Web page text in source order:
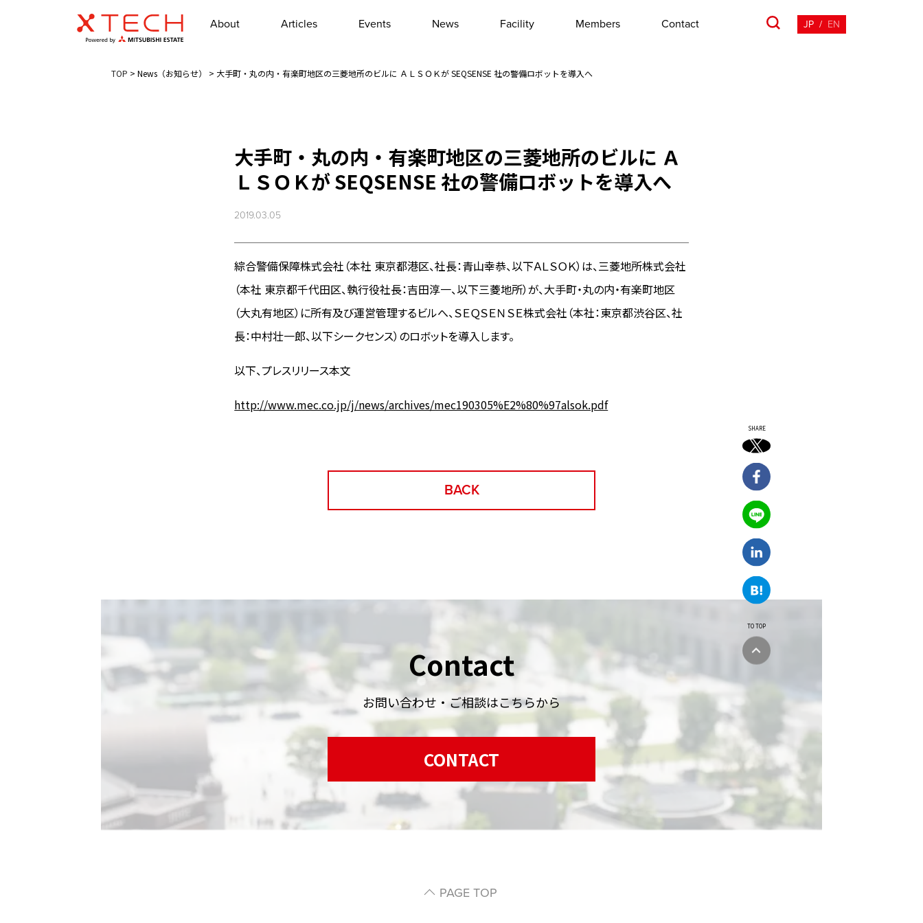
About Articles Events News Facility Members Contact JP / EN
TOP > News（お知らせ） > 大手町・丸の内・有楽町地区の三菱地所のビルに ＡＬＳＯＫが SEQSENSE 社の警備ロボットを導入へ
SHARE
TO TOP
大手町・丸の内・有楽町地区の三菱地所のビルに Ａ
ＬＳＯＫが SEQSENSE 社の警備ロボットを導入へ
2019.03.05
綜合警備保障株式会社（本社 東京都港区、社長：青山幸恭、以下ＡＬＳＯＫ）は、三菱地所株式会社
（本社 東京都千代田区、執行役社長：吉田淳一、以下三菱地所）が、大手町・丸の内・有楽町地区
（大丸有地区）に所有及び運営管理するビルへ、ＳＥＱＳＥＮＳＥ株式会社（本社：東京都渋谷区、社
長：中村壮一郎、以下シークセンス）のロボットを導入します。
以下、プレスリリース本文
http://www.mec.co.jp/j/news/archives/mec190305%E2%80%97alsok.pdf
BACK
Contact
お問い合わせ・ご相談はこちらから
CONTACT
PAGE TOP